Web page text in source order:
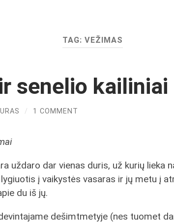
TAG: VEŽIMAS
senelio kailiniai
/ 1 COMMENT
uždaro dar vienas duris, už kurių lieka
į vaikystės vasaras ir jų metu į
du iš jų.
dešimtmetyje (nes tuomet